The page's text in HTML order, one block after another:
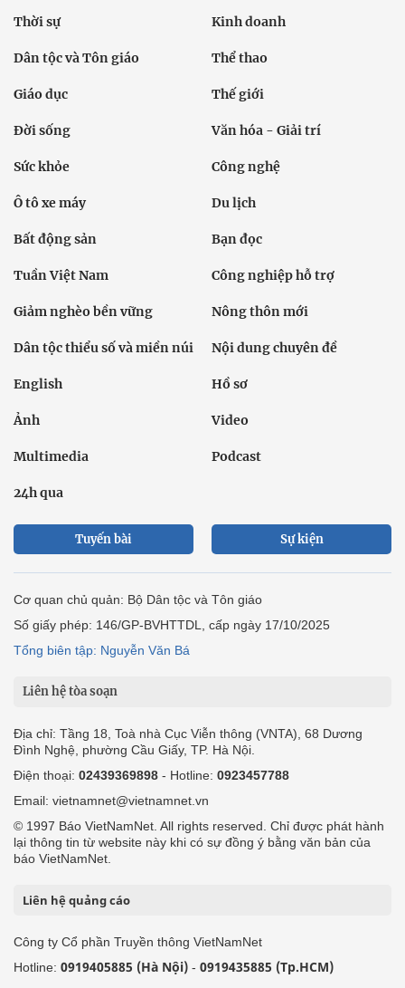
Thời sự Kinh doanh
Dân tộc và Tôn giáo Thể thao
Giáo dục Thế giới
Đời sống Văn hóa - Giải trí
Sức khỏe Công nghệ
Ô tô xe máy Du lịch
Bất động sản Bạn đọc
Tuần Việt Nam Công nghiệp hỗ trợ
Giảm nghèo bền vững Nông thôn mới
Dân tộc thiểu số và miền núi Nội dung chuyên đề
English Hồ sơ
Ảnh Video
Multimedia Podcast
24h qua
Tuyến bài Sự kiện
Cơ quan chủ quản: Bộ Dân tộc và Tôn giáo
Số giấy phép: 146/GP-BVHTTDL, cấp ngày 17/10/2025
Tổng biên tập: Nguyễn Văn Bá
Liên hệ tòa soạn
Địa chỉ: Tầng 18, Toà nhà Cục Viễn thông (VNTA), 68 Dương
Đình Nghệ, phường Cầu Giấy, TP. Hà Nội.
Điện thoại: 02439369898 - Hotline: 0923457788
Email: vietnamnet@vietnamnet.vn
© 1997 Báo VietNamNet. All rights reserved. Chỉ được phát hành
lại thông tin từ website này khi có sự đồng ý bằng văn bản của
báo VietNamNet.
Liên hệ quảng cáo
Công ty Cổ phần Truyền thông VietNamNet
Hotline: 0919405885 (Hà Nội) - 0919435885 (Tp.HCM)